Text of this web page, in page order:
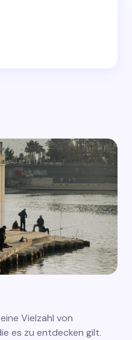
Vielzahl von
es zu entdecken gilt.